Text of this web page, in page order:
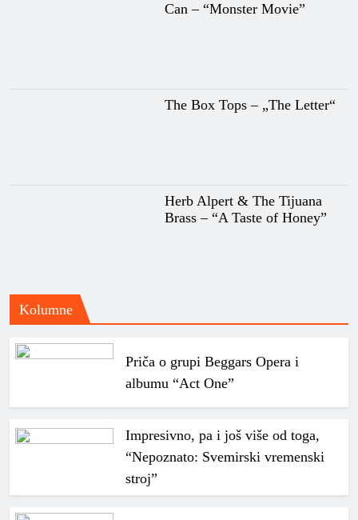
Can – “Monster Movie”
The Box Tops – „The Letter“
Herb Alpert & The Tijuana
Brass – “A Taste of Honey”
Kolumne
Priča o grupi Beggars Opera i
albumu “Act One”
Impresivno, pa i još više od toga,
“Nepoznato: Svemirski vremenski
stroj”